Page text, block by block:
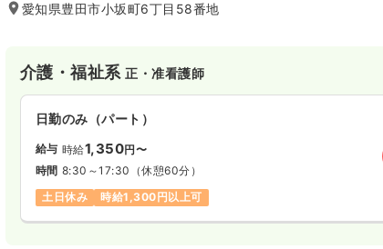
愛知県豊田市小坂町6丁目58番地
介護・福祉系正・准看護師
日勤のみ（パート）
給与 時給1,350円〜
時間 8:30～17:30 （休憩60分）
土日休み
時給1,300円以上可